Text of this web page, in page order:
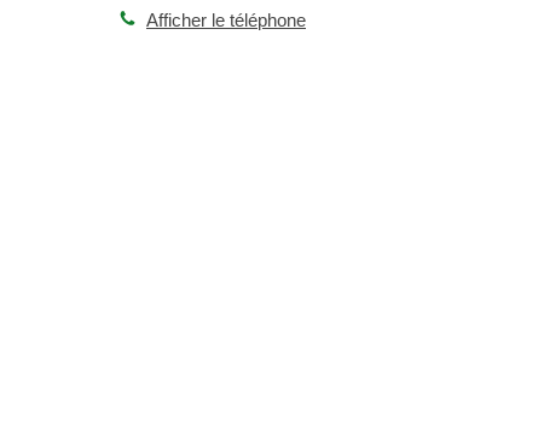
Afficher le téléphone